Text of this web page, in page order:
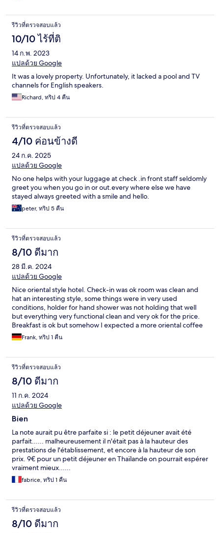
รีวิวที่ตรวจสอบแล้ว
10/10 ไร้ที่ติ
14 ก.พ. 2023
แปลด้วย Google
It was a lovely property. Unfortunately, it lacked a pool and TV
channels for English speakers.
Richard, ทริป 4 คืน
รีวิวที่ตรวจสอบแล้ว
4/10 ค่อนข้างดี
24 ก.ค. 2025
แปลด้วย Google
No one helps with your luggage at check .in front staff seldomly
greet you when you go in or out.every where else we have
stayed always greeted with a smile and hello.
peter, ทริป 5 คืน
รีวิวที่ตรวจสอบแล้ว
8/10 ดีมาก
28 มี.ค. 2024
แปลด้วย Google
Nice oriental style hotel. Check-in was ok room was clean and
hat an interesting style, some things were in very used
conditions, holder for hand shower was not holding that well
but everything very functional clean and very ok for the price.
Breakfast is ok but somehow I expected a more oriental coffee
or tea but in general food quality and quantity was great. Had a
nice view an oriental feeling and a refreshing stay. Very polite
Frank, ทริป 1 คืน
รีวิวที่ตรวจสอบแล้ว
8/10 ดีมาก
11 ก.ค. 2024
แปลด้วย Google
Bien
La note aurait pu être parfaite si : le petit déjeuner avait été
parfait...... malheureusement il n'était pas à la hauteur des
prestations de l'établissement, et encore à la hauteur de son
prix. 9€ pour un petit déjeuner en Thaïlande on pourrait espérer
vraiment mieux......
fabrice, ทริป 1 คืน
รีวิวที่ตรวจสอบแล้ว
8/10 ดีมาก